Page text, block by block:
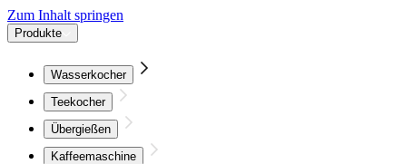
Zum Inhalt springen
Produkte
Wasserkocher
Teekocher
Übergießen
Kaffeemaschine